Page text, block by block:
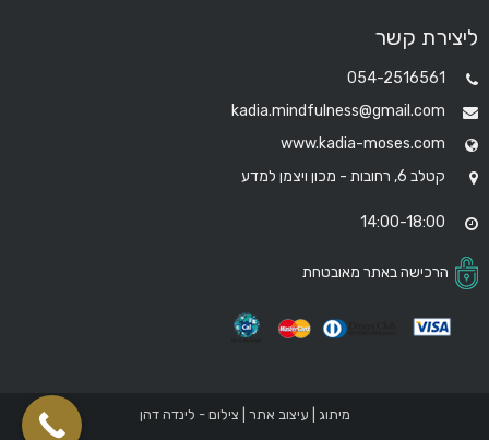
ליצירת קשר
054-2516561
kadia.mindfulness@gmail.com
www.kadia-moses.com
קטלב 6, רחובות - מכון ויצמן למדע
14:00-18:00
הרכישה באתר מאובטחת
מיתוג | עיצוב אתר | צילום - לינדה דהן